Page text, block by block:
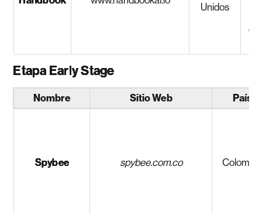
Unidos
Etapa Early Stage
Nombre Sitio Web País
Spybee spybee.com.co Colombia